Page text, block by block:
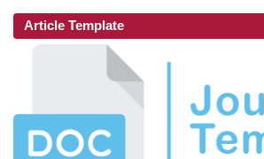
Article Template